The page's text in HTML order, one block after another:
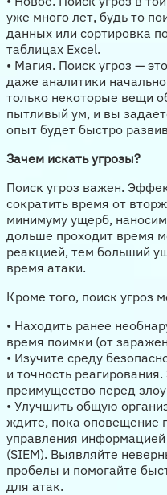
уже много лет, будь то
данных или сортировка
таблицах Excel.
• Магия. Поиск угроз —
даже аналитики
только некоторые вещи
пытливый ум, и вы
опыт будет быстро
Зачем искать угрозы?
Поиск угроз важен.
сократить время от
минимуму ущерб,
дольше проходит время
реакцией, тем больший
время атаки.
Кроме того, поиск угроз
• Находить ранее
время поимки (от
• Изучите среду
и точность
преимущество перед
• Улучшить общую
ждите, пока оповещение
управления
(SIEM). Выявляйте
пробелы и помогайте
для атак.